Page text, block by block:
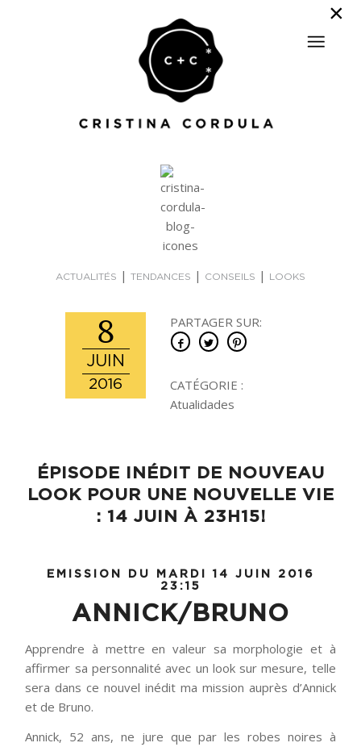
ACTUALITÉS | TENDANCES | CONSEILS | LOOKS
8
JUIN
2016
PARTAGER SUR:
CATÉGORIE :
Atualidades
ÉPISODE INÉDIT DE NOUVEAU
LOOK POUR UNE NOUVELLE VIE
: 14 JUIN À 23H15!
EMISSION DU MARDI 14 JUIN 2016
23:15
ANNICK/BRUNO
Apprendre à mettre en valeur sa morphologie et à
affirmer sa personnalité avec un look sur mesure, telle
sera dans ce nouvel inédit ma mission auprès d’Annick
et de Bruno.
Annick, 52 ans, ne jure que par les robes noires à